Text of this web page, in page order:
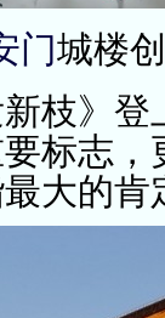
门城楼
枝》登
标志
大的肯